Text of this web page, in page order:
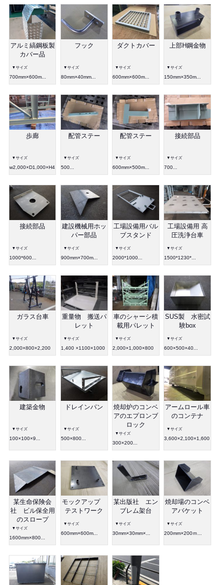
アルミ縞鋼板製
カバー品
▼サイズ
700mm×600m...
フック
▼サイズ
80mm×40mm...
ダクトカバー
▼サイズ
600mm×600m...
上部H鋼金物
▼サイズ
150mm×350m...
歩廊
▼サイズ
w2,000×D1,000×H4,000
配管ステー
▼サイズ
500...
配管ステー
▼サイズ
600mm×500m...
接続部品
▼サイズ
700...
接続部品
▼サイズ
1000*600...
建設機械用ホッ
パー部品
▼サイズ
900mm×700m...
工場設備用バル
ブスタンド
▼サイズ
2000*1000...
工場設備用 高
圧洗浄台車
▼サイズ
1500*1230*...
ガラス台車
▼サイズ
2,000×800×2,200
重量物 搬送パ
レット
▼サイズ
1,400 ×1100×1000
車のシャーシ積
載用パレット
▼サイズ
2,000×1,000×800
SUS製 水密試
験box
▼サイズ
600×500×40...
建築金物
▼サイズ
100×100×9...
ドレインパン
▼サイズ
500×800...
焼却炉のコンベ
アのエプロンブ
ロック
▼サイズ
300×200...
アームロール車
のコンテナ
▼サイズ
3,600×2,100×1,600
某生命保険会
社 ビル保全用
のスロープ
▼サイズ
1600mm×800...
モックアップ
テストワーク
▼サイズ
600mm×600m...
某出版社 エン
ブレム架台
▼サイズ
30mm×30mm×...
焼却場のコンベ
アバケット
▼サイズ
200mm×200ｍ...